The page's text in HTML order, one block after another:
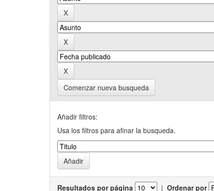
Comenzar nueva busqueda
Añadir filtros:
Usa los filtros para afinar la busqueda.
Resultados por página | Ordenar por